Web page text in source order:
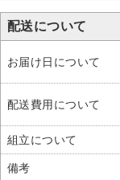
配送について
お届け日について
配送費用について
組立について
備考